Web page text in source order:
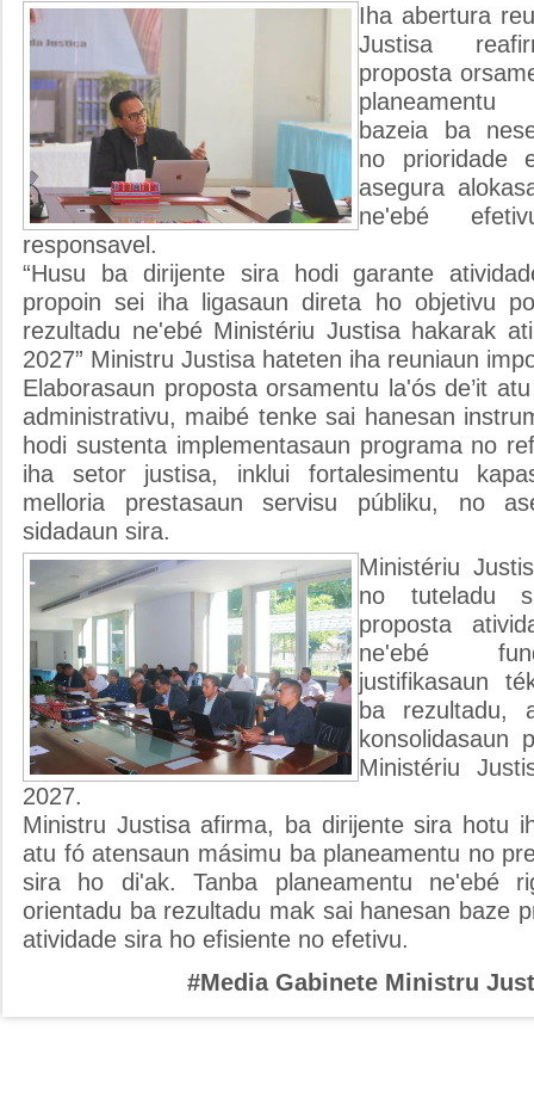
Iha abertura
Justisa
proposta
bazeia ba
no prioridade
asegura
ne'ebé
responsavel.
“Husu ba dirijente sira hodi garante
propoin sei iha ligasaun direta ho objetivu
rezultadu ne'ebé Ministériu Justisa hakarak
2027” Ministru Justisa hateten iha reuniaun
Elaborasaun proposta orsamentu la'ós de’it
administrativu, maibé tenke sai hanesan
hodi sustenta implementasaun programa no
iha setor justisa, inklui fortalesimentu
melloria prestasaun servisu públiku, no
sidadaun sira.
Ministériu
no tuteladu
proposta
ne'ebé
justifikasaun
ba rezultadu,
konsolidasaun
Ministériu
2027.
Ministru Justisa afirma, ba dirijente sira hotu
atu fó atensaun másimu ba planeamentu no
sira ho di'ak. Tanba planeamentu ne'ebé
orientadu ba rezultadu mak sai hanesan baze
atividade sira ho efisiente no efetivu.
#Media Gabinete Ministru